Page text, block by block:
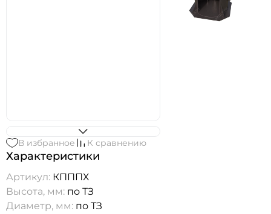
В избранное К сравнению
Характеристики
Артикул: КПППХ
Высота, мм: по ТЗ
Диаметр, мм: по ТЗ